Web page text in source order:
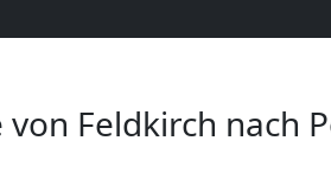
Feldkirch nach